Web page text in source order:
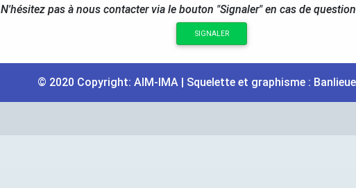
N'hésitez pas à nous contacter via le bouton "Signaler" en cas de
SIGNALER
© 2020 Copyright: AIM-IMA| Squelette et graphisme :